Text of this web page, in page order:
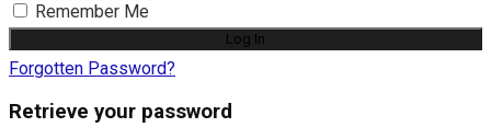
Remember Me
Forgotten Password?
Retrieve your password